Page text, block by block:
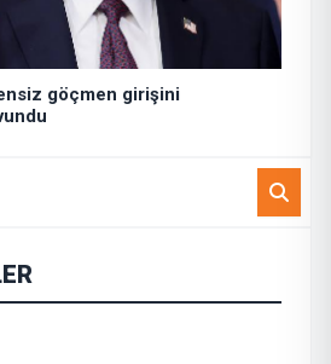
göçmen girişini